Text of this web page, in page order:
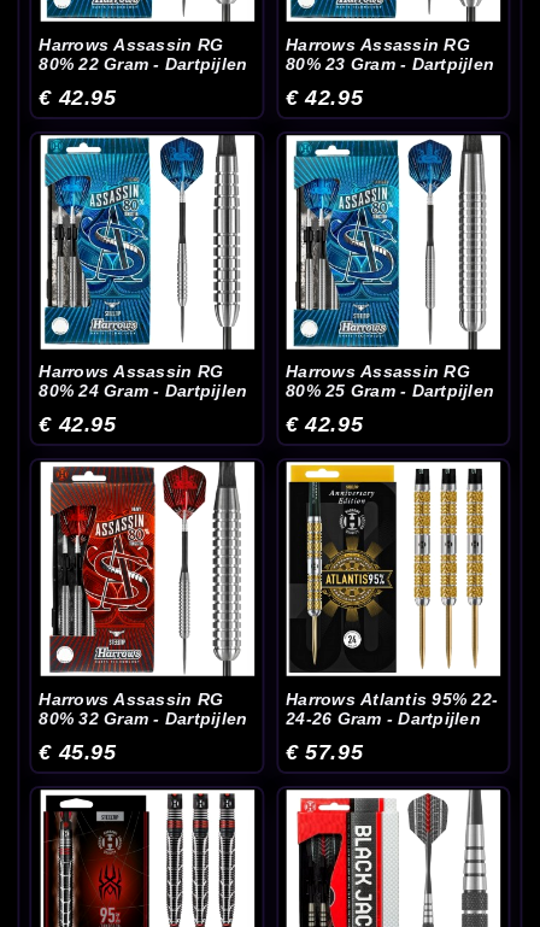
Harrows Assassin RG
80% 22 Gram - Dartpijlen
€ 42.95
Harrows Assassin RG
80% 23 Gram - Dartpijlen
€ 42.95
Harrows Assassin RG
80% 24 Gram - Dartpijlen
€ 42.95
Harrows Assassin RG
80% 25 Gram - Dartpijlen
€ 42.95
Harrows Assassin RG
80% 32 Gram - Dartpijlen
€ 45.95
Harrows Atlantis 95% 22-
24-26 Gram - Dartpijlen
€ 57.95